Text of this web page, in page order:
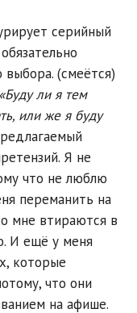
серийный
(смеётся)
«Буду ли я тем
или же я буду
Я не
что не люблю
переманить на
мне втираются в
И ещё у меня
которые
что они
на афише.